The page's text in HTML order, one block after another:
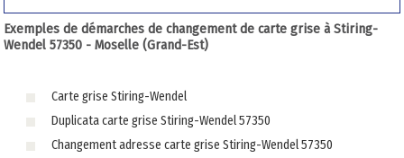
Exemples de démarches de changement de carte grise à Stiring-
Wendel 57350 - Moselle (Grand-Est)
Carte grise Stiring-Wendel
Duplicata carte grise Stiring-Wendel 57350
Changement adresse carte grise Stiring-Wendel 57350